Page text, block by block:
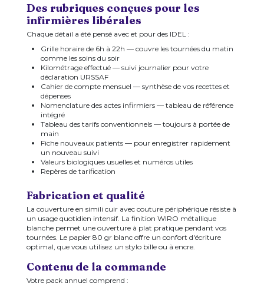
Des rubriques conçues pour les
infirmières libérales
Chaque détail a été pensé avec et pour des IDEL :
Grille horaire de 6h à 22h — couvre les tournées du matin
comme les soins du soir
Kilométrage effectué — suivi journalier pour votre
déclaration URSSAF
Cahier de compte mensuel — synthèse de vos recettes et
dépenses
Nomenclature des actes infirmiers — tableau de référence
intégré
Tableau des tarifs conventionnels — toujours à portée de
main
Fiche nouveaux patients — pour enregistrer rapidement
un nouveau suivi
Valeurs biologiques usuelles et numéros utiles
Repères de tarification
Fabrication et qualité
La couverture en simili cuir avec couture périphérique résiste à
un usage quotidien intensif. La finition WIRO métallique
blanche permet une ouverture à plat pratique pendant vos
tournées. Le papier 80 gr blanc offre un confort d'écriture
optimal, que vous utilisez un stylo bille ou à encre.
Contenu de la commande
Votre pack annuel comprend :